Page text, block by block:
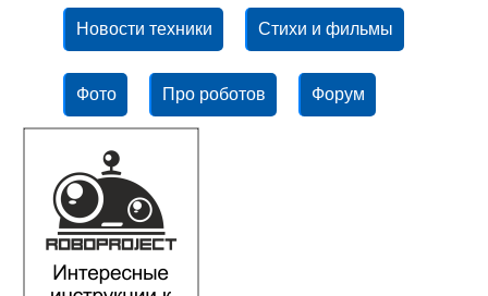
Новости техники Стихи и фильмы
Фото Про роботов Форум